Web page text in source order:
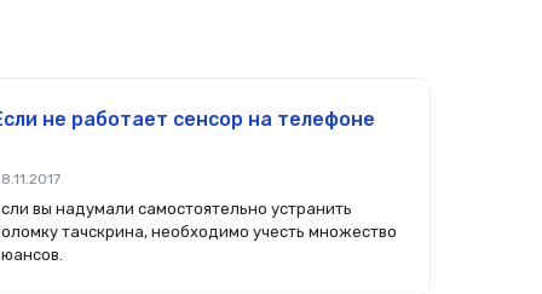
не работает сенсор на телефоне
вы надумали самостоятельно устранить
тачскрина, необходимо учесть множество